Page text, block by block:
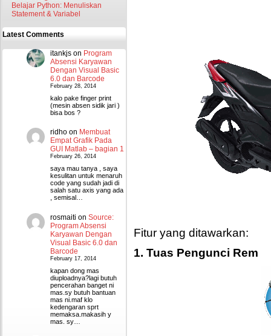
Belajar Python: Menuliskan
Statement & Variabel
Latest Comments
itankjs on Program
Absensi Karyawan
Dengan Visual Basic
6.0 dan Barcode
February 28, 2014
kalo pake finger print
(mesin absen sidik jari )
bisa bos ?
ridho on Membuat
Empat Grafik Pada
GUI Matlab – bagian 1
February 26, 2014
saya mau tanya , saya
kesulitan untuk menaruh
code yang sudah jadi di
salah satu axis yang ada
, semisal…
rosmaiti on Source:
Program Absensi
Karyawan Dengan
Visual Basic 6.0 dan
Barcode
February 17, 2014
kapan dong mas
diuploadnya?lagi butuh
pencerahan banget ni
mas.sy butuh bantuan
mas ni.maf klo
kedengaran sprt
memaksa.makasih y
mas. sy…
Fitur yang ditawarkan:
1. Tuas Pengunci Rem